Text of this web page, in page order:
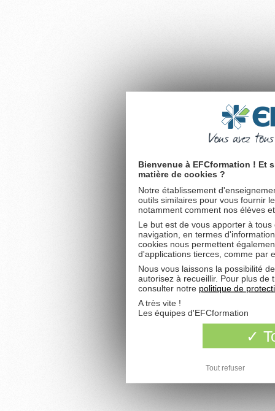
Bienvenue à EFCformation ! Et
matière de cookies ?
Notre établissement
outils similaires pour vous fournir
notamment comment nos élèves
Le but est de vous apporter à
navigation, en termes
cookies nous permettent
d'applications tierces, comme par
Nous vous laissons la possibilité
autorisez à recueillir. Pour plus de
consulter notre politique de
A très vite !
Les équipes d'EFCformation
Tout refuser